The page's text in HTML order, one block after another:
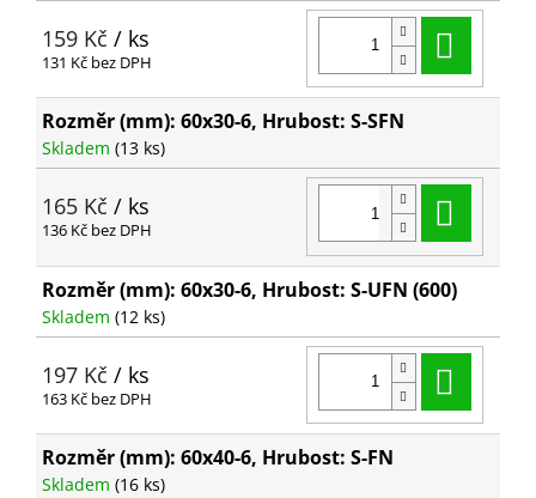
159 Kč / ks
131 Kč bez DPH
Rozměr (mm): 60x30-6, Hrubost: S-SFN
Skladem (13 ks)
165 Kč / ks
136 Kč bez DPH
Rozměr (mm): 60x30-6, Hrubost: S-UFN (600)
Skladem (12 ks)
197 Kč / ks
163 Kč bez DPH
Rozměr (mm): 60x40-6, Hrubost: S-FN
Skladem (16 ks)